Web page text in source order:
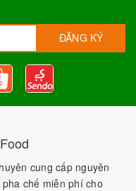
ĐĂNG KÝ
cung cấp nguyên
chế miễn phí cho